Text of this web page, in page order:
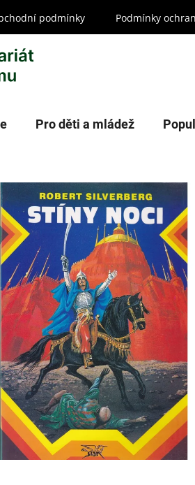
podmínky Podmínky
Pro děti a mládež